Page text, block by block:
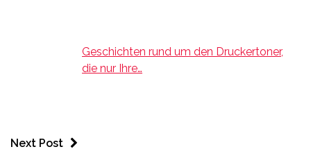
Geschichten rund um den Druckertoner,
die nur Ihre…
Next Post